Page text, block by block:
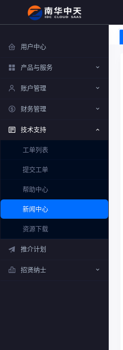
用户中心
产品与服务
账户管理
财务管理
技术支持
工单列表
提交工单
帮助中心
新闻中心
资源下载
推介计划
招贤纳士